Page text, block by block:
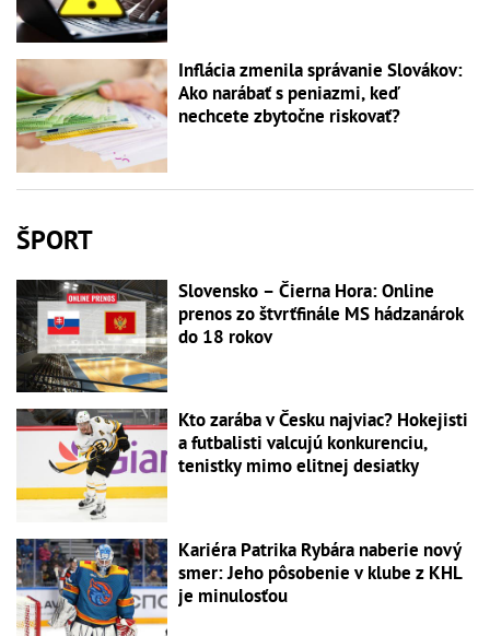
Inflácia zmenila správanie Slovákov:
Ako narábať s peniazmi, keď
nechcete zbytočne riskovať?
ŠPORT
Slovensko – Čierna Hora: Online
prenos zo štvrťfinále MS hádzanárok
do 18 rokov
Kto zarába v Česku najviac? Hokejisti
a futbalisti valcujú konkurenciu,
tenistky mimo elitnej desiatky
Kariéra Patrika Rybára naberie nový
smer: Jeho pôsobenie v klube z KHL
je minulosťou